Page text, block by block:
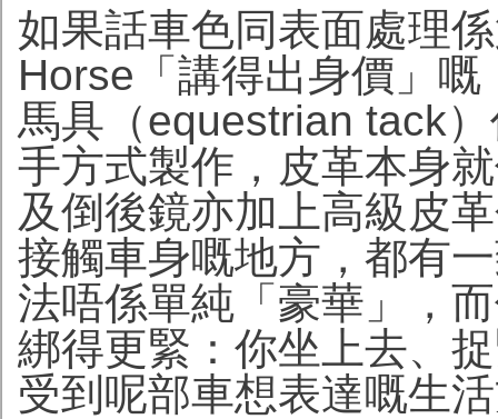
如果話車色同表面處理
Horse「講得出身價」
馬具（equestrian tack
手方式製作，皮革本身
及倒後鏡亦加上高級皮
接觸車身嘅地方，都有
法唔係單純「豪華」，
綁得更緊：你坐上去、
受到呢部車想表達嘅生